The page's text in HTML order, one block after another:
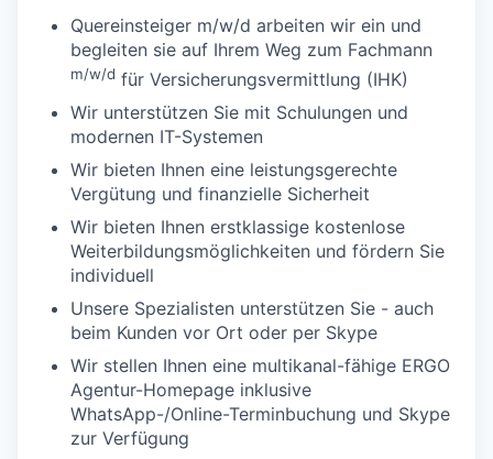
Quereinsteiger m/w/d arbeiten wir ein und
begleiten sie auf Ihrem Weg zum Fachmann
m/w/d für Versicherungsvermittlung (IHK)
Wir unterstützen Sie mit Schulungen und
modernen IT-Systemen
Wir bieten Ihnen eine leistungsgerechte
Vergütung und finanzielle Sicherheit
Wir bieten Ihnen erstklassige kostenlose
Weiterbildungsmöglichkeiten und fördern Sie
individuell
Unsere Spezialisten unterstützen Sie - auch
beim Kunden vor Ort oder per Skype
Wir stellen Ihnen eine multikanal-fähige ERGO
Agentur-Homepage inklusive
WhatsApp-/Online-Terminbuchung und Skype
zur Verfügung